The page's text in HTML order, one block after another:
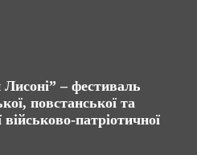
Лисоні” – фестиваль
повстанської та
військово-патріотичної